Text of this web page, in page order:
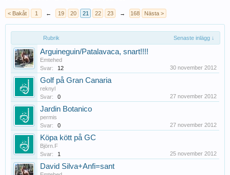
< Bakåt 1 ← 19 20 21 22 23 → 168 Nästa >
Rubrik Senaste inlägg ↓
Arguineguin/Patalavaca, snart!!!!
Emtehed
Svar:
12 30 november 2012
Golf på Gran Canaria
reknyl
Svar:
0 27 november 2012
Jardin Botanico
permis
Svar:
0 27 november 2012
Köpa kött på GC
Björn.F
Svar:
1 25 november 2012
David Silva+Anfi=sant